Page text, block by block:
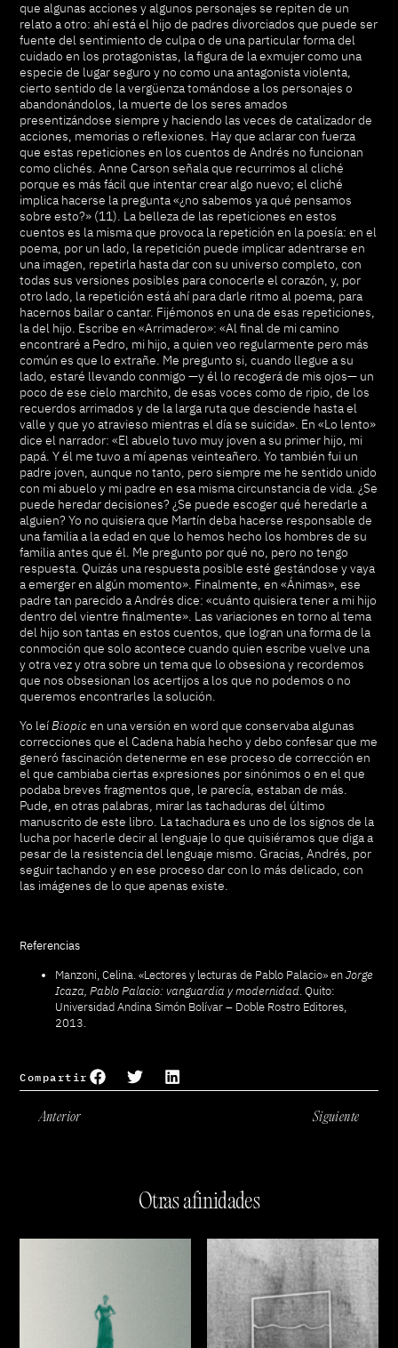
que algunas acciones y algunos personajes se repiten de un
relato a otro: ahí está el hijo de padres divorciados que puede ser
fuente del sentimiento de culpa o de una particular forma del
cuidado en los protagonistas, la figura de la exmujer como una
especie de lugar seguro y no como una antagonista violenta,
cierto sentido de la vergüenza tomándose a los personajes o
abandonándolos, la muerte de los seres amados
presentizándose siempre y haciendo las veces de catalizador de
acciones, memorias o reflexiones. Hay que aclarar con fuerza
que estas repeticiones en los cuentos de Andrés no funcionan
como clichés. Anne Carson señala que recurrimos al cliché
porque es más fácil que intentar crear algo nuevo; el cliché
implica hacerse la pregunta «¿no sabemos ya qué pensamos
sobre esto?» (11). La belleza de las repeticiones en estos
cuentos es la misma que provoca la repetición en la poesía: en el
poema, por un lado, la repetición puede implicar adentrarse en
una imagen, repetirla hasta dar con su universo completo, con
todas sus versiones posibles para conocerle el corazón, y, por
otro lado, la repetición está ahí para darle ritmo al poema, para
hacernos bailar o cantar. Fijémonos en una de esas repeticiones,
la del hijo. Escribe en «Arrimadero»: «Al final de mi camino
encontraré a Pedro, mi hijo, a quien veo regularmente pero más
común es que lo extrañe. Me pregunto si, cuando llegue a su
lado, estaré llevando conmigo —y él lo recogerá de mis ojos— un
poco de ese cielo marchito, de esas voces como de ripio, de los
recuerdos arrimados y de la larga ruta que desciende hasta el
valle y que yo atravieso mientras el día se suicida». En «Lo lento»
dice el narrador: «El abuelo tuvo muy joven a su primer hijo, mi
papá. Y él me tuvo a mí apenas veinteañero. Yo también fui un
padre joven, aunque no tanto, pero siempre me he sentido unido
con mi abuelo y mi padre en esa misma circunstancia de vida. ¿Se
puede heredar decisiones? ¿Se puede escoger qué heredarle a
alguien? Yo no quisiera que Martín deba hacerse responsable de
una familia a la edad en que lo hemos hecho los hombres de su
familia antes que él. Me pregunto por qué no, pero no tengo
respuesta. Quizás una respuesta posible esté gestándose y vaya
a emerger en algún momento». Finalmente, en «Ánimas», ese
padre tan parecido a Andrés dice: «cuánto quisiera tener a mi hijo
dentro del vientre finalmente». Las variaciones en torno al tema
del hijo son tantas en estos cuentos, que logran una forma de la
conmoción que solo acontece cuando quien escribe vuelve una
y otra vez y otra sobre un tema que lo obsesiona y recordemos
que nos obsesionan los acertijos a los que no podemos o no
queremos encontrarles la solución.
Yo leíBiopicen una versión en word que conservaba algunas
correcciones que el Cadena había hecho y debo confesar que me
generó fascinación detenerme en ese proceso de corrección en
el que cambiaba ciertas expresiones por sinónimos o en el que
podaba breves fragmentos que, le parecía, estaban de más.
Pude, en otras palabras, mirar las tachaduras del último
manuscrito de este libro. La tachadura es uno de los signos de la
lucha por hacerle decir al lenguaje lo que quisiéramos que diga a
pesar de la resistencia del lenguaje mismo. Gracias, Andrés, por
seguir tachando y en ese proceso dar con lo más delicado, con
las imágenes de lo que apenas existe.
Referencias
Manzoni, Celina. «Lectores y lecturas de Pablo Palacio» enJorge
Icaza, Pablo Palacio: vanguardia y modernidad. Quito:
Universidad Andina Simón Bolívar – Doble Rostro Editores,
2013.
Compartir
Anterior Siguiente
Otras afinidades